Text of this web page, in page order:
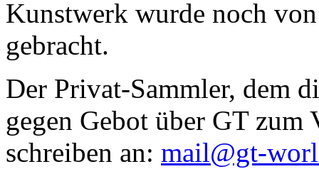
Kunstwerk wurde noch
gebracht.
Der Privat-Sammler, dem
gegen Gebot über GT zum
schreiben an: mail@gt-